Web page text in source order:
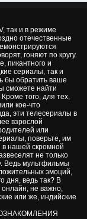
так и в режиме
отечественные
гоняют по кругу.
пикантного и
сериалы, так и
бы обратить ваше
сможете найти
того, для тех,
кое-что
эти телесериалы в
взрослой
или
поверьте, им
в нашей скромной
не только
Ведь мультфильмы
эмоций,
дня, ведь так? В
не важно,
или же, индийские